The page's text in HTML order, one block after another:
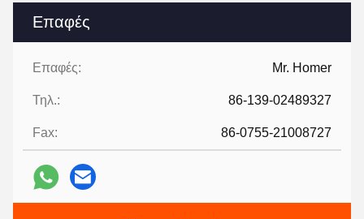
Επαφές
Επαφές: Mr. Homer
Τηλ.: 86-139-02489327
Fax: 86-0755-21008727